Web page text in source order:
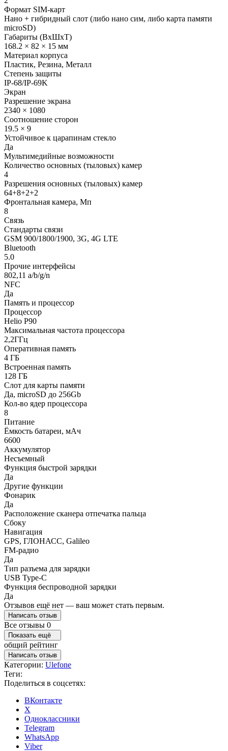
Формат SIM-карт
Нано + гибридный слот (либо нано сим, либо карта памяти
microSD)
Габариты (ВxШxТ)
168.2 × 82 × 15 мм
Материал корпуса
Пластик, Резина, Металл
Степень защиты
IP-68/IP-69K
Экран
Разрешение экрана
2340 × 1080
Соотношение сторон
19.5 × 9
Устойчивое к царапинам стекло
Да
Мультимедийные возможности
Количество основных (тыловых) камер
4
Разрешения основных (тыловых) камер
64+8+2+2
Фронтальная камера, Мп
8
Связь
Стандарты связи
GSM 900/1800/1900, 3G, 4G LTE
Bluetooth
5.0
Прочие интерфейсы
802,11 a/b/g/n
NFC
Да
Память и процессор
Процессор
Helio P90
Максимальная частота процессора
2,2ГГц
Оперативная память
4 ГБ
Встроенная память
128 ГБ
Слот для карты памяти
Да, microSD до 256Gb
Кол-во ядер процессора
8
Питание
Ёмкость батареи, мАч
6600
Аккумулятор
Несъемный
Функция быстрой зарядки
Да
Другие функции
Фонарик
Да
Расположение сканера отпечатка пальца
Сбоку
Навигация
GPS, ГЛОНАСС, Galileo
FM-радио
Да
Тип разъема для зарядки
USB Type-C
Функция беспроводной зарядки
Да
Отзывов ещё нет — ваш может стать первым.
Написать отзыв
Все отзывы 0
Показать ещё
общий рейтинг
Написать отзыв
Категории: Ulefone
Теги:
Поделиться в соцсетях:
ВКонтакте
X
Одноклассники
Telegram
WhatsApp
Viber